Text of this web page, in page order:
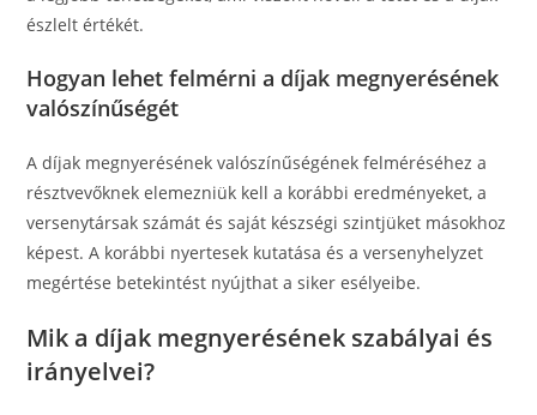
észlelt értékét.
Hogyan lehet felmérni a díjak megnyerésének
valószínűségét
A díjak megnyerésének valószínűségének felméréséhez a
résztvevőknek elemezniük kell a korábbi eredményeket, a
versenytársak számát és saját készségi szintjüket másokhoz
képest. A korábbi nyertesek kutatása és a versenyhelyzet
megértése betekintést nyújthat a siker esélyeibe.
Mik a díjak megnyerésének szabályai és
irányelvei?